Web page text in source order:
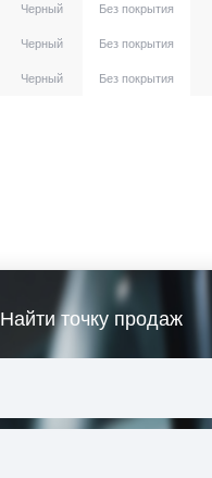
Черный Без покрытия
Черный Без покрытия
Черный Без покрытия
Найти точку продаж